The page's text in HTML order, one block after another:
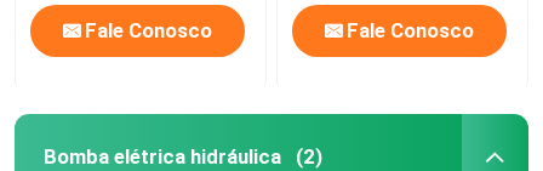
Fale Conosco Fale Conosco
Bomba elétrica hidráulica (2)